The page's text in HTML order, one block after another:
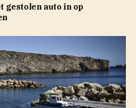
gestolen auto in op